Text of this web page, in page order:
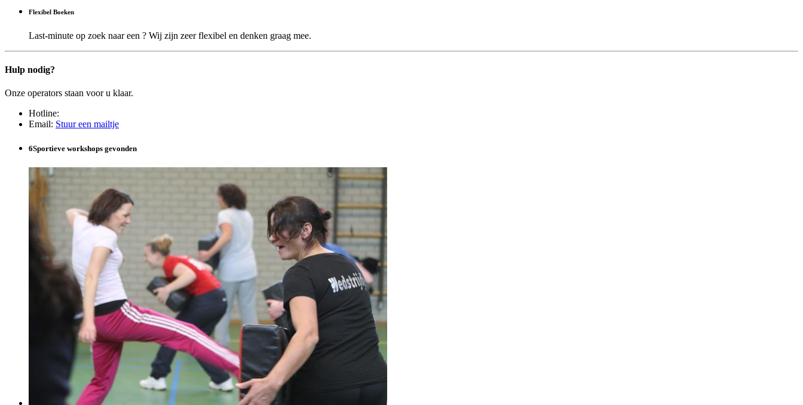
Flexibel Boeken
Last-minute op zoek naar een ? Wij zijn zeer flexibel en denken graag mee.
Hulp nodig?
Onze operators staan voor u klaar.
Hotline:
Email: Stuur een mailtje
6Sportieve workshops gevonden